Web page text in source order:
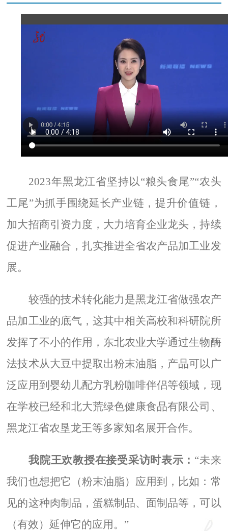
2023年黑龙江省坚持以“粮头食尾”“农头
工尾”为抓手围绕延长产业链，提升价值链，
加大招商引资力度，大力培育企业龙头，持续
促进产业融合，扎实推进全省农产品加工业发
展。
较强的技术转化能力是黑龙江省做强农产
品加工业的底气，这其中相关高校和科研院所
发挥了不小的作用，东北农业大学通过生物酶
法技术从大豆中提取出粉末油脂，产品可以广
泛应用到婴幼儿配方乳粉咖啡伴侣等领域，现
在学校已经和北大荒绿色健康食品有限公司、
黑龙江省农垦龙王等多家知名展开合作。
我院王欢教授在接受采访时表示： “未来
我们也想把它（粉末油脂）应用到，比如：常
见的这种肉制品，蛋糕制品、面制品等，可以
（有效）延伸它的应用。”